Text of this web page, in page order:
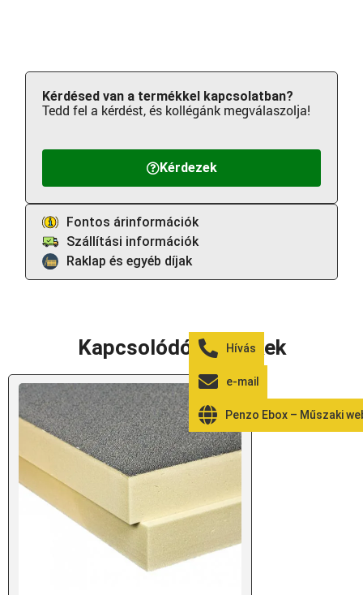
Kérdezek
Kérdésed van a termékkel kapcsolatban?
Tedd fel a kérdést, és kollégánk megválaszolja!
Fontos árinformációk
Szállítási információk
Raklap és egyéb díjak
Kapcsolódó termékek
Hívás
e-mail
Penzo Ebox – Műszaki